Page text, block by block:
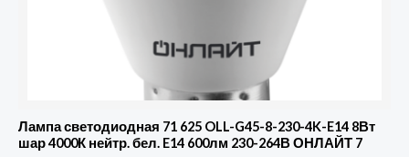
Лампа светодиодная 71 625 OLL-G45-8-230-4K-E14 8Вт
шар 4000К нейтр. бел. E14 600лм 230-264В ОНЛАЙТ 7